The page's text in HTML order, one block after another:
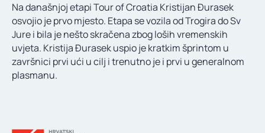
LINKOVI
KONTAKT
Na današnjoj etapi Tour of Croatia Kristijan Đurasek
osvojio je prvo mjesto. Etapa se vozila od Trogira do Sv
Jure i bila je nešto skračena zbog loših vremenskih
uvjeta. Kristija Đurasek uspio je kratkim šprintom u
završnici prvi ući u cilj i trenutno je i prvi u generalnom
plasmanu.